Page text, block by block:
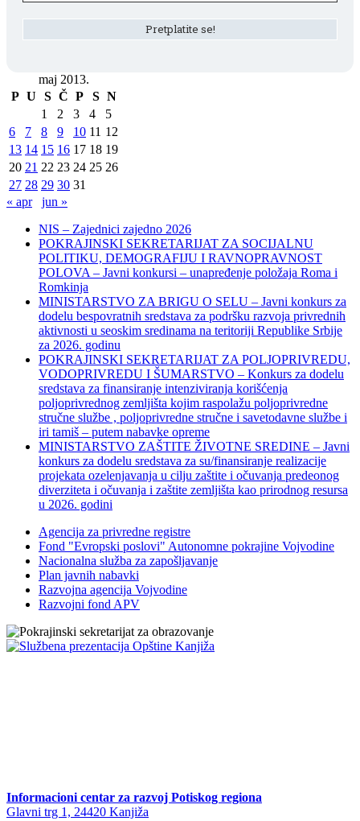
maj 2013.
P U S Č P S N
1
2 3 4
5
6
7 8 9 10 11 12
13 14 15 16 17 18 19
20 21 22 23 24 25 26
27 28 29 30 31
« apr
jun »
NIS – Zajednici zajedno 2026
POKRAJINSKI SEKRETARIJAT ZA SOCIJALNU
POLITIKU, DEMOGRAFIJU I RAVNOPRAVNOST
POLOVA – Javni konkursi – unapređenje položaja Roma i
Romkinja
MINISTARSTVO ZA BRIGU O SELU – Javni konkurs za
dodelu bespovratnih sredstava za podršku razvoja privrednih
aktivnosti u seoskim sredinama na teritoriji Republike Srbije
za 2026. godinu
POKRAJINSKI SEKRETARIJAT ZA POLJOPRIVREDU,
VODOPRIVREDU I ŠUMARSTVO – Konkurs za dodelu
sredstava za finansiranje intenziviranja korišćenja
poljoprivrednog zemljišta kojim raspolažu poljoprivredne
stručne službe , poljoprivredne stručne i savetodavne službe i
iri tamiš ‒ putem nabavke opreme
MINISTARSTVO ZAŠTITE ŽIVOTNE SREDINE – Javni
konkurs za dodelu sredstava za su/finansiranje realizacije
projekata ozelenjavanja u cilju zaštite i očuvanja predeonog
diverziteta i očuvanja i zaštite zemljišta kao prirodnog resursa
u 2026. godini
Agencija za privredne registre
Fond "Evropski poslovi" Autonomne pokrajine Vojvodine
Nacionalna služba za zapošljavanje
Plan javnih nabavki
Razvojna agencija Vojvodine
Razvojni fond APV
Informacioni centar za razvoj Potiskog regiona
Glavni trg 1, 24420 Kanjiža